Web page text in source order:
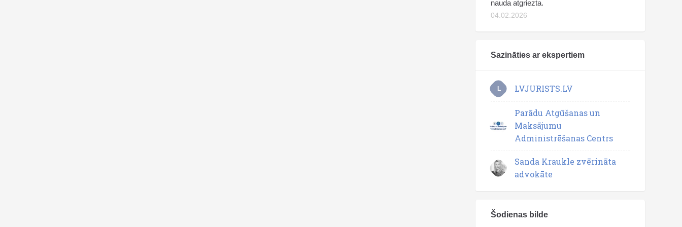
nauda atgriezta.
04.02.2026
Sazināties ar ekspertiem
L LVJURISTS.LV
Parādu Atgūšanas un
Maksājumu
Administrēšanas Centrs
Sanda Kraukle zvērināta
advokāte
Šodienas bilde